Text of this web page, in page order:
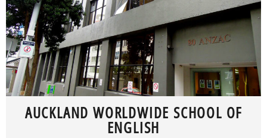
AUCKLAND WORLDWIDE SCHOOL OF
ENGLISH